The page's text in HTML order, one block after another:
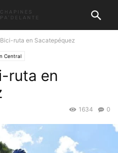
ruta en Sacatepéquez
Central
ruta en
0
1634